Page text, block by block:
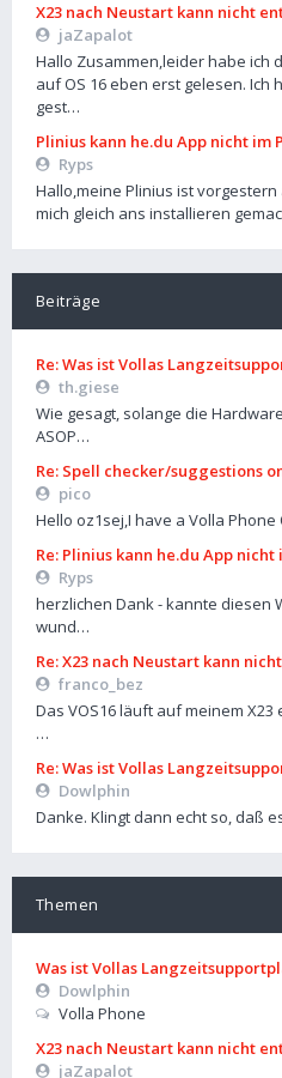
X23 nach Neustart kann nicht
jaZapalot
Hallo Zusammen,leider habe ich
auf OS 16 eben erst gelesen. Ich
gest…
Plinius kann he.du App nicht im
Ryps
Hallo,meine Plinius ist
mich gleich ans installieren
Beiträge
Re: Was ist Vollas
th.giese
Wie gesagt, solange die
ASOP…
Re: Spell checker/suggestions
pico
Hello oz1sej,I have a Volla
Re: Plinius kann he.du App
Ryps
herzlichen Dank - kannte diesen
wund…
Re: X23 nach Neustart kann
franco_bez
Das VOS16 läuft auf meinem
…
Re: Was ist Vollas
Dowlphin
Danke. Klingt dann echt so, daß
Themen
Was ist Vollas
Dowlphin
Volla Phone
X23 nach Neustart kann nicht
jaZapalot